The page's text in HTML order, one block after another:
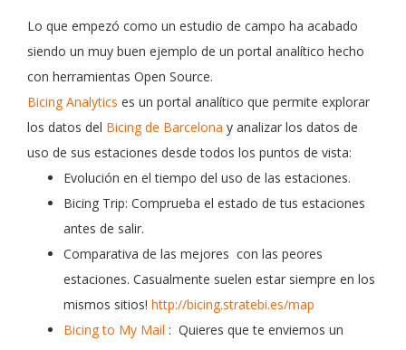
Lo que empezó como un estudio de campo ha acabado
siendo un muy buen ejemplo de un portal analítico hecho
con herramientas Open Source.
Bicing Analytics es un portal analítico que permite explorar
los datos del Bicing de Barcelona y analizar los datos de
uso de sus estaciones desde todos los puntos de vista:
Evolución en el tiempo del uso de las estaciones.
Bicing Trip: Comprueba el estado de tus estaciones
antes de salir.
Comparativa de las mejores con las peores
estaciones. Casualmente suelen estar siempre en los
mismos sitios! http://bicing.stratebi.es/map
Bicing to My Mail : Quieres que te enviemos un